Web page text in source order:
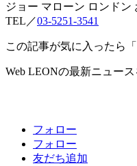
ジョー マローン ロンドン
TEL／03-5251-3541
この記事が気に入ったら
Web LEONの最新ニュース
フォロー
フォロー
友だち追加